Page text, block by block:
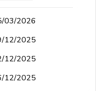
03/2026
12/2025
12/2025
12/2025